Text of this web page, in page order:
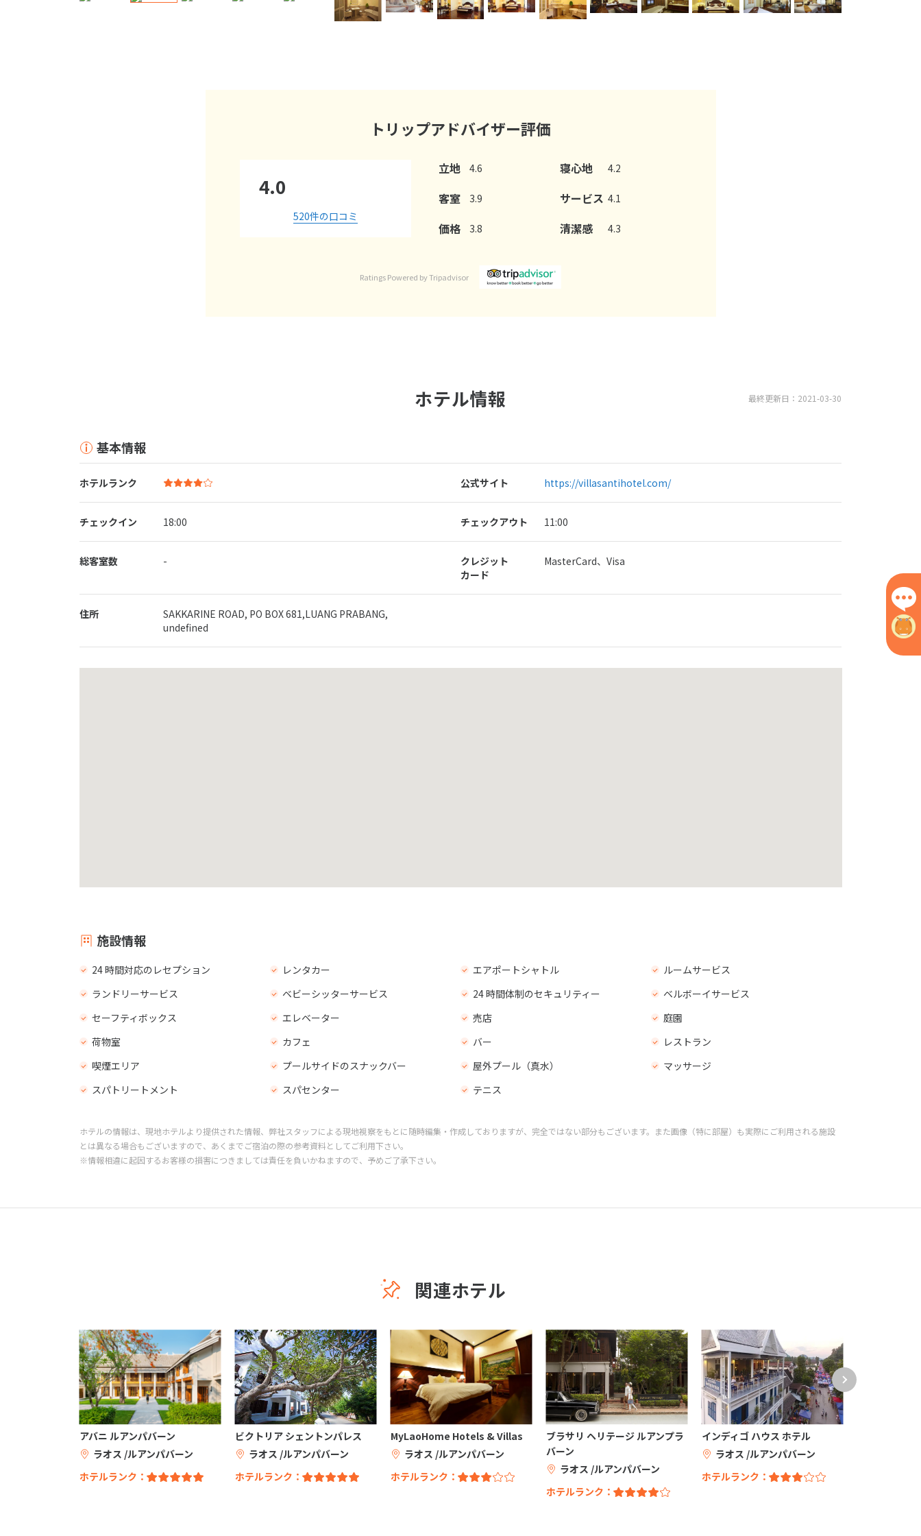
トリップアドバイザー評価
4.0
520件の口コミ
立地 4.6 寝心地 4.2
客室 3.9 サービス 4.1
価格 3.8 清潔感 4.3
Ratings Powered by Tripadvisor
最終更新日：2021-03-30
ホテル情報
基本情報
ホテルランク 公式サイト https://villasantihotel.com/
チェックイン 18:00 チェックアウト 11:00
総客室数 -
クレジット
カード
MasterCard、Visa
住所
SAKKARINE ROAD, PO BOX 681,LUANG PRABANG,
undefined
施設情報
24 時間対応のレセプション レンタカー エアポートシャトル
ルームサービス
ランドリーサービス
ベビーシッターサービス 24 時間体制のセキュリティー
ベルボーイサービス
セーフティボックス
エレベーター 売店
庭園
荷物室
カフェ バー
レストラン
喫煙エリア
プールサイドのスナックバー 屋外プール（真水）
マッサージ
スパトリートメント
スパセンター テニス
ホテルの情報は、現地ホテルより提供された情報、弊社スタッフによる現地視察をもとに随時編集・作成しておりますが、完全ではない部分もございます。また画像（特に部屋）も実際にご利用される施設
とは異なる場合もございますので、あくまでご宿泊の際の参考資料としてご利用下さい。
※情報相違に起因するお客様の損害につきましては責任を負いかねますので、予めご了承下さい。
関連ホテル
アバニ ルアンパバーン
ラオス /ルアンパバーン
ホテルランク：
ビクトリア シェントンパレス
ラオス /ルアンパバーン
ホテルランク：
MyLaoHome Hotels & Villas
ラオス /ルアンパバーン
ホテルランク：
ブラサリ ヘリテージ ルアンプラ
バーン
ラオス /ルアンパバーン
ホテルランク：
インディゴ ハウス ホテル
ラオス /ルアンパバーン
ホテルランク：